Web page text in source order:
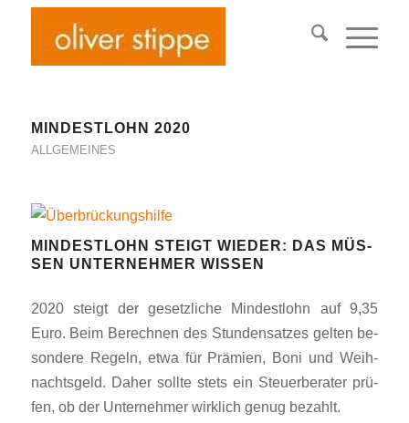
MINDESTLOHN 2020
ALLGEMEINES
MINDESTLOHN STEIGT WIE­DER: DAS MÜS­
SEN UN­TER­NEH­MER WISSEN
2020 steigt der ge­setz­li­che Min­dest­lohn auf 9,35
Euro. Beim Be­rech­nen des Stun­den­sat­zes gel­ten be­
son­de­re Re­geln, etwa für Prä­mien, Bo­ni und Weih­
nachts­geld. Da­her soll­te stets ein Steuer­be­ra­ter prü­
fen, ob der Un­ter­neh­mer wirk­lich ge­nug bezahlt.